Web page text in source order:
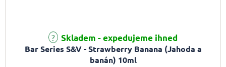
Bar Series S&V - Strawberry Banana (Jahoda a
banán) 10ml
Skladem - expedujeme ihned